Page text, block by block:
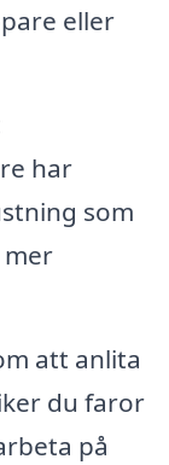
eller
har
som
att anlita
du faror
på